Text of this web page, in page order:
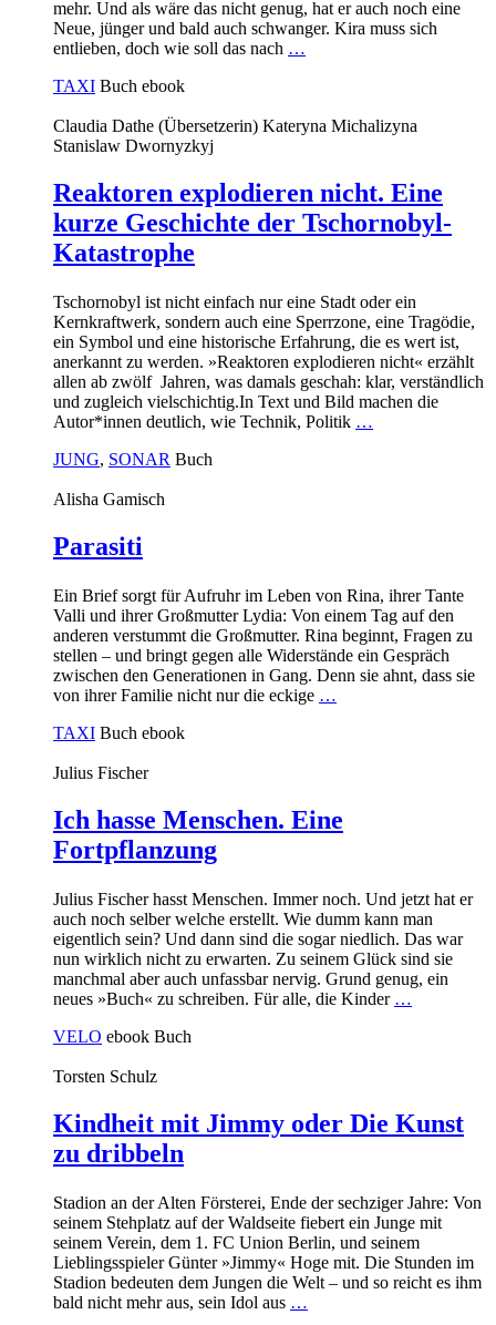
mehr. Und als wäre das nicht genug, hat er auch noch eine
Neue, jünger und bald auch schwanger. Kira muss sich
entlieben, doch wie soll das nach …
TAXI Buch ebook
Claudia Dathe (Übersetzerin) Kateryna Michalizyna
Stanislaw Dwornyzkyj
Reaktoren explodieren nicht. Eine
kurze Geschichte der Tschornobyl-
Katastrophe
Tschornobyl ist nicht einfach nur eine Stadt oder ein
Kernkraftwerk, sondern auch eine Sperrzone, eine Tragödie,
ein Symbol und eine historische Erfahrung, die es wert ist,
anerkannt zu werden. »Reaktoren explodieren nicht« erzählt
allen ab zwölf Jahren, was damals geschah: klar, verständlich
und zugleich vielschichtig.In Text und Bild machen die
Autor*innen deutlich, wie Technik, Politik …
JUNG, SONAR Buch
Alisha Gamisch
Parasiti
Ein Brief sorgt für Aufruhr im Leben von Rina, ihrer Tante
Valli und ihrer Großmutter Lydia: Von einem Tag auf den
anderen verstummt die Großmutter. Rina beginnt, Fragen zu
stellen – und bringt gegen alle Widerstände ein Gespräch
zwischen den Generationen in Gang. Denn sie ahnt, dass sie
von ihrer Familie nicht nur die eckige …
TAXI Buch ebook
Julius Fischer
Ich hasse Menschen. Eine
Fortpflanzung
Julius Fischer hasst Menschen. Immer noch. Und jetzt hat er
auch noch selber welche erstellt. Wie dumm kann man
eigentlich sein? Und dann sind die sogar niedlich. Das war
nun wirklich nicht zu erwarten. Zu seinem Glück sind sie
manchmal aber auch unfassbar nervig. Grund genug, ein
neues »Buch« zu schreiben. Für alle, die Kinder …
VELO ebook Buch
Torsten Schulz
Kindheit mit Jimmy oder Die Kunst
zu dribbeln
Stadion an der Alten Försterei, Ende der sechziger Jahre: Von
seinem Stehplatz auf der Waldseite fiebert ein Junge mit
seinem Verein, dem 1. FC Union Berlin, und seinem
Lieblingsspieler Günter »Jimmy« Hoge mit. Die Stunden im
Stadion bedeuten dem Jungen die Welt – und so reicht es ihm
bald nicht mehr aus, sein Idol aus …